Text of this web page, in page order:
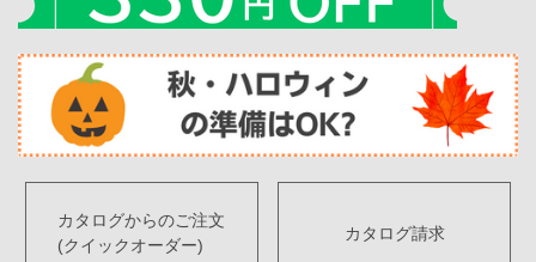
カタログからのご注文
(クイックオーダー)
カタログ請求